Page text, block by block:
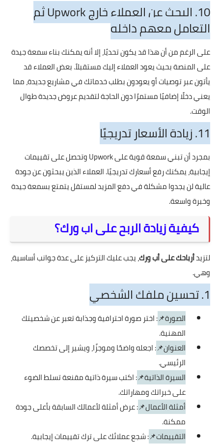
10. البحث عن العملاء خارج Upwork ثم
التعامل معهم داخله
على الرغم من أن هذا قد يكون تحديًا، إلا أنه يمكنك بناء سمعة جيدة
على المنصة بحيث يعود العملاء إليك مستقبلاً. بعض العملاء قد
يأتون عبر توصيات أو يعودون بطلب خدماتك في مشاريع جديدة، مما
يعني دخلًا إضافيًا مستمرًا دون الحاجة لتقديم عروض جديدة طوال
الوقت.
11. زيادة الأسعار تدريجيًا
بمجرد أن تبني سمعة قوية على Upwork وتحصل على تقييمات
إيجابية، يمكنك رفع أسعارك تدريجيًا. العملاء الذين يبحثون عن جودة
عالية لن يجدوا مشكلة في دفع المزيد لمستقل يتمتع بسمعة جيدة
وخبرة واسعة.
كيفية زيادة الربح على اب ورك؟
لتزيدأرباحك على أب ورك، يجب عليك التركيز على عدة جوانب أساسية،
وهي.
1. تحسين ملفك الشخصي
الصورة📌: اختر صورة احترافية وجذابة تعبر عن شخصيتك
المهنية.
العنوان📌: اجعله واضحًا وموجزًا، ويشير إلى تخصصك
الرئيسي.
السيرة الذاتية📌: اكتب سيرة ذاتية مقنعة تسلط الضوء
على خبراتك ومهاراتك.
أمثلة الأعمال📌: عرض أمثلة لأعمالك السابقة بأعلى جودة
ممكنة.
التقييمات📌: شجع عملائك على ترك تقييمات إيجابية.